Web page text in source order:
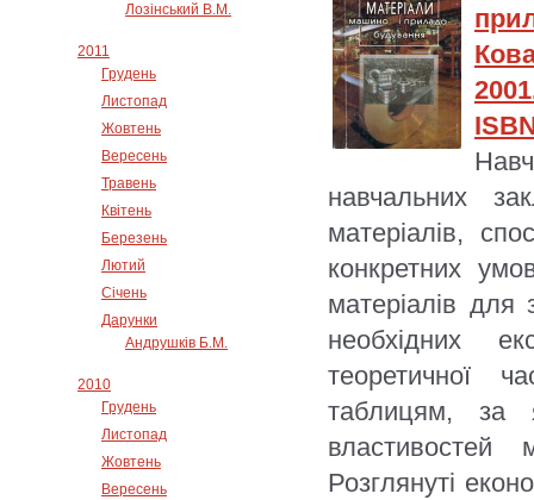
Лозінський В.М.
2011
Грудень
Листопад
Жовтень
Вересень
Травень
Квітень
Березень
Лютий
Січень
Дарунки
Андрушків Б.М.
2010
Грудень
Листопад
Жовтень
Вересень
навчальних
матеріалів,
конкретних
матеріалів для
необхідних
теоретичної
таблицям, за
властивостей
Розглянуті